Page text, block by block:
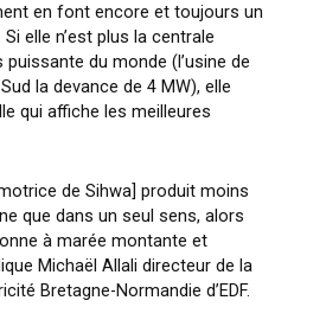
en font encore et toujours un
elle n’est plus la centrale
du monde (l’usine de
la devance de 4 MW), elle
qui affiche les meilleures
de Sihwa] produit moins
que dans un seul sens, alors
à marée montante et
Michaël Allali directeur de la
Bretagne-Normandie d’EDF.